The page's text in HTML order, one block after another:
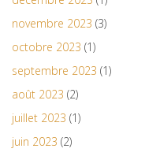
novembre 2023 (3)
octobre 2023 (1)
septembre 2023 (1)
août 2023 (2)
juillet 2023 (1)
juin 2023 (2)